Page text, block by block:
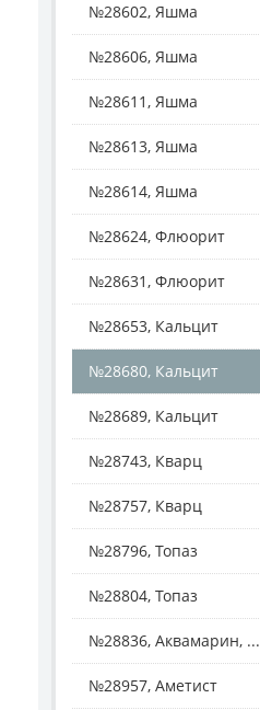
№28602, Яшма
№28606, Яшма
№28611, Яшма
№28613, Яшма
№28614, Яшма
№28624, Флюорит
№28631, Флюорит
№28653, Кальцит
№28680, Кальцит
№28689, Кальцит
№28743, Кварц
№28757, Кварц
№28796, Топаз
№28804, Топаз
№28836, Аквамарин, ...
№28957, Аметист